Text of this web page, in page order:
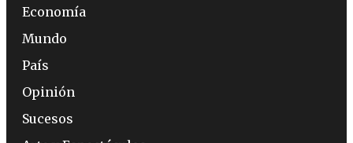
Economía
Mundo
País
Opinión
Sucesos